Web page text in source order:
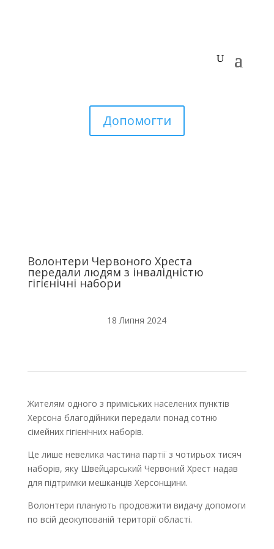
Допомогти
Волонтери Червоного Хреста
передали людям з інвалідністю
гігієнічні набори
18 Липня 2024
Жителям одного з приміських населених пунктів
Херсона благодійники передали понад сотню
сімейних гігієнічних наборів.
Це лише невелика частина партії з чотирьох тисяч
наборів, яку Швейцарський Червоний Хрест надав
для підтримки мешканців Херсонщини.
Волонтери планують продовжити видачу допомоги
по всій деокупованій території області.